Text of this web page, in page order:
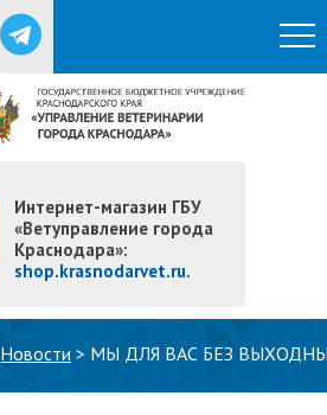
Интернет-магазин ГБУ
«Ветуправление города
Краснодара»:
shop.krasnodarvet.ru.
Новости > МЫ ДЛЯ ВАС БЕЗ